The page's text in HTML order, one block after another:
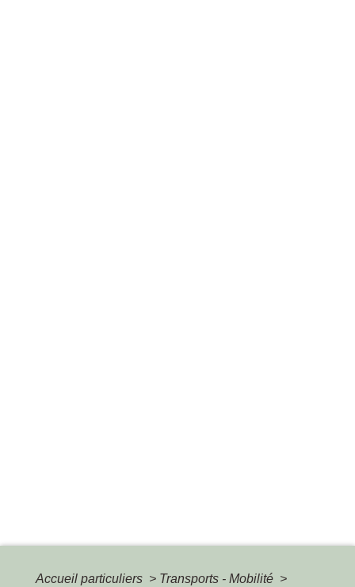
Accueil particuliers > Transports - Mobilité >